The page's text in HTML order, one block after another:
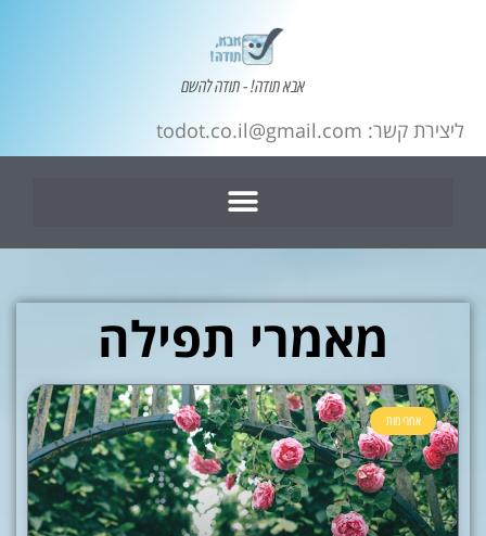
אבא תודה! - תודה להשם
ליצירת קשר: todot.co.il@gmail.com
מאמרי תפילה
אחרי מות